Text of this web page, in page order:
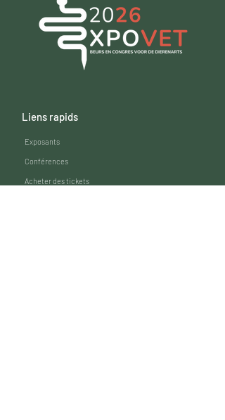
Liens rapids
Exposants​
Conférences
Acheter des tickets